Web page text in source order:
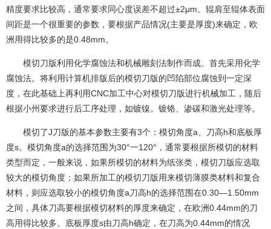
精度要求比较高，通常要求同心度误差不超过±2μm。辊肩至辊体表面
间距是一个很重要的参数，要根据产品情况(主要是厚度)来确定，欧
洲用得比较多的是0.48mm。
模切刀版利用化学腐蚀法和机械雕刻法制作而成。首先采用化学
腐蚀法。将利用计算机排版后的模切刀版的凹陷部位腐蚀到一定深
度，在此基础上再利用CNC加工中心对模切刀版进行机械加工，随后
根据小州要求进行后工序处理，如镀镍。镀铬、渗碳和激光处理等。
模切了J刀版的基本参数主要有3个：模切角度a、刀高h和底板厚
度s。模切角度a的选择范围为30°一120°，通常要根据所模切的材料
类型而定，一般来说，如果所模切的材料为纸张类，模切刀版应选取
较大的模切角度；如果所加工的模切刀版用来模切薄膜类材料和复合
材料，则应选取较小的模切角度a刀高h的选择范围在0.30—1.50mm
之间，具体刀高要根据模切材料的厚度来确定，在欧洲0.44mm的刀
高用得比较多。底板厚度s由刀高h确定，在刀高为0.44mm的情况